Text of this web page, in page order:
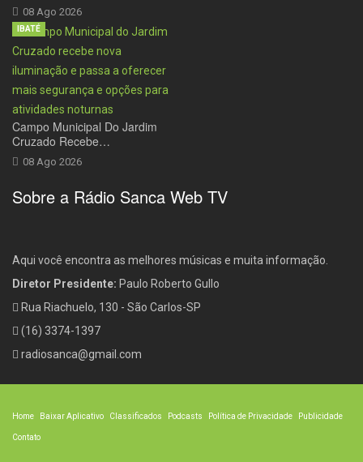
08 Ago 2026
Campo Municipal Do Jardim
Cruzado Recebe…
08 Ago 2026
IBATÉ
Sobre a Rádio Sanca Web TV
Aqui você encontra as melhores músicas e muita informação.
Diretor Presidente: Paulo Roberto Gullo
Rua Riachuelo, 130 - São Carlos-SP
(16) 3374-1397
radiosanca@gmail.com
Home Baixar Aplicativo Classificados Podcasts Política de Privacidade Publicidade
Contato